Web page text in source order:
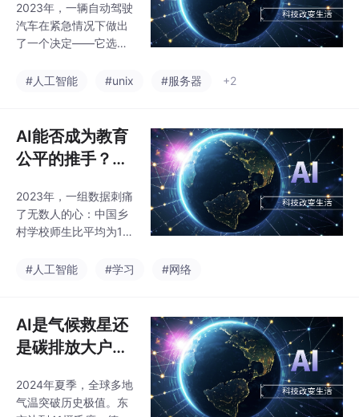
选？
2023年，一辆自动驾驶
汽车在紧急情况下做出
了一个决定——它选择
是冲向另一侧的墙壁。
决策在0.3秒内完成，没
有人类干预。这不是科
幻小说。这是真实的伦
入生死抉择，我们的道
德框架还管用吗？
#人工智能 #unix #服务器 +2
AI能否成为教育
公平的推手？答
里
2023年，一组数据刺痛
了无数人的心：中国乡
村学校师生比平均为1:2
一比例仅为1:8。更令人
教语文、数学、自然三
门课，因为学校根本没
有足够的师资。这不仅
是无数孩子未来的分水
岭。当城市孩子坐在窗
#人工智能 #学习 #网络
AI是气候救星还
是碳排放大户？
外
2024年夏季，全球多地
气温突破历史极值。东